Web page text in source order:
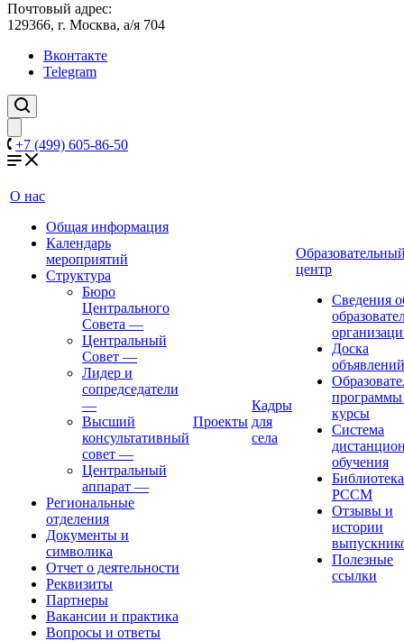
Почтовый адрес:
129366, г. Москва, а/я 704
Вконтакте
Telegram
+7 (499) 605-86-50
О нас
Общая информация
Календарь
мероприятий
Структура
Бюро
Центрального
Совета —
Центральный
Совет —
Лидер и
сопредседатели
—
Высший
консультативный
совет —
Центральный
аппарат —
Региональные
отделения
Документы и
символика
Отчет о деятельности
Реквизиты
Партнеры
Вакансии и практика
Вопросы и ответы
Проекты
Кадры
для
села
центр
Сведения
Доска
объявлений
курсы
Система
обучения
Библиотека
РССМ
Отзывы и
истории
Полезные
ссылки